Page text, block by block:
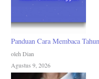
Panduan Cara Membaca
oleh Dian
Agustus 9, 2026